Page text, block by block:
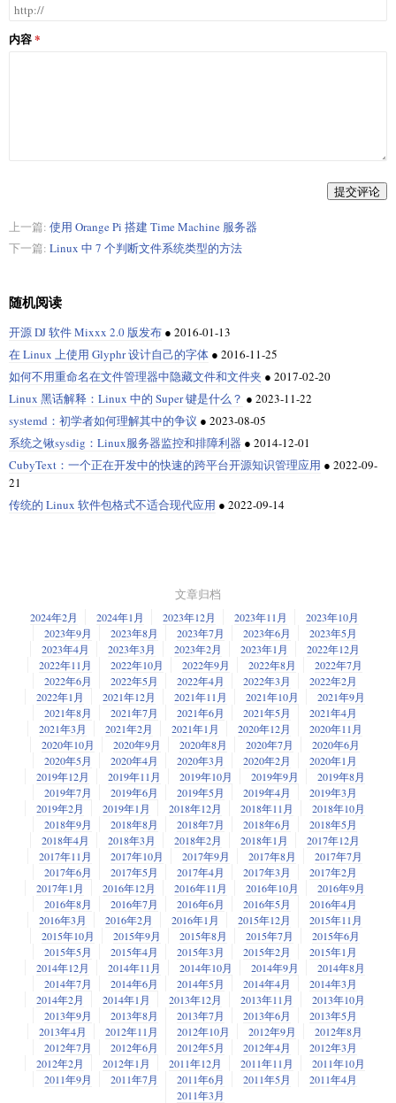
内容
提交评论
上一篇: 使用 Orange Pi 搭建 Time Machine 服务器
下一篇: Linux 中 7 个判断文件系统类型的方法
随机阅读
开源 DJ 软件 Mixxx 2.0 版发布 ● 2016-01-13
在 Linux 上使用 Glyphr 设计自己的字体 ● 2016-11-25
如何不用重命名在文件管理器中隐藏文件和文件夹 ● 2017-02-20
Linux 黑话解释：Linux 中的 Super 键是什么？ ● 2023-11-22
systemd：初学者如何理解其中的争议 ● 2023-08-05
系统之锹sysdig：Linux服务器监控和排障利器 ● 2014-12-01
CubyText：一个正在开发中的快速的跨平台开源知识管理应用 ● 2022-09-
21
传统的 Linux 软件包格式不适合现代应用 ● 2022-09-14
文章归档
2024年2月 2024年1月 2023年12月 2023年11月
2023年10月
2023年9月
2023年8月 2023年7月 2023年6月
2023年5月
2023年4月
2023年3月 2023年2月 2023年1月
2022年12月
2022年11月
2022年10月 2022年9月 2022年8月
2022年7月
2022年6月
2022年5月 2022年4月 2022年3月
2022年2月
2022年1月
2021年12月 2021年11月 2021年10月
2021年9月
2021年8月
2021年7月 2021年6月 2021年5月
2021年4月
2021年3月
2021年2月 2021年1月 2020年12月
2020年11月
2020年10月
2020年9月 2020年8月 2020年7月
2020年6月
2020年5月
2020年4月 2020年3月 2020年2月
2020年1月
2019年12月
2019年11月 2019年10月 2019年9月
2019年8月
2019年7月
2019年6月 2019年5月 2019年4月
2019年3月
2019年2月
2019年1月 2018年12月 2018年11月
2018年10月
2018年9月
2018年8月 2018年7月 2018年6月
2018年5月
2018年4月
2018年3月 2018年2月 2018年1月
2017年12月
2017年11月
2017年10月 2017年9月 2017年8月
2017年7月
2017年6月
2017年5月 2017年4月 2017年3月
2017年2月
2017年1月
2016年12月 2016年11月 2016年10月
2016年9月
2016年8月
2016年7月 2016年6月 2016年5月
2016年4月
2016年3月
2016年2月 2016年1月 2015年12月
2015年11月
2015年10月
2015年9月 2015年8月 2015年7月
2015年6月
2015年5月
2015年4月 2015年3月 2015年2月
2015年1月
2014年12月
2014年11月 2014年10月 2014年9月
2014年8月
2014年7月
2014年6月 2014年5月 2014年4月
2014年3月
2014年2月
2014年1月 2013年12月 2013年11月
2013年10月
2013年9月
2013年8月 2013年7月 2013年6月
2013年5月
2013年4月
2012年11月 2012年10月 2012年9月
2012年8月
2012年7月
2012年6月 2012年5月 2012年4月
2012年3月
2012年2月
2012年1月 2011年12月 2011年11月
2011年10月
2011年9月
2011年7月 2011年6月 2011年5月
2011年4月
2011年3月